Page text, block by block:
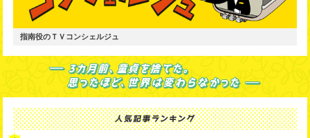
指南役のＴＶコンシェルジュ